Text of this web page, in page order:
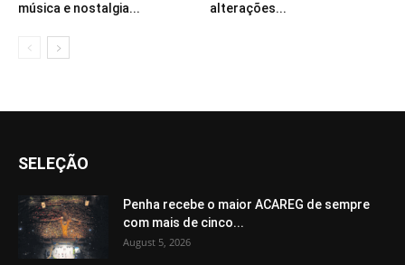
música e nostalgia...
alterações...
SELEÇÃO
Penha recebe o maior ACAREG de sempre
com mais de cinco...
August 5, 2026